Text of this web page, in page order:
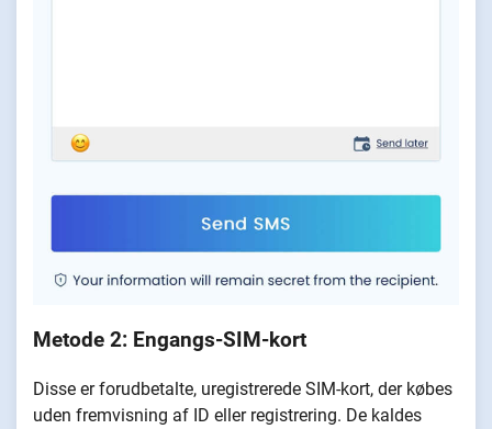
Metode 2: Engangs-SIM-kort
Disse er forudbetalte, uregistrerede SIM-kort, der købes
uden fremvisning af ID eller registrering. De kaldes